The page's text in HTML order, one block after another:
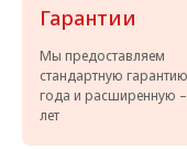
Гарантии
Мы предоставляем
стандартную
года и расширенную
лет